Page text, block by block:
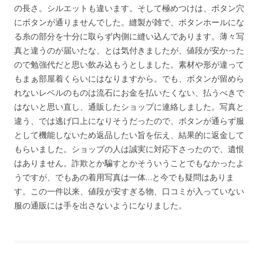
の長さ。シルエットも違います。そして極めつけは、ボタン穴
にボタンが通りませんでした。縫製が雑で、ボタンホールにな
る糸の部分を十分に取らず内側に縫い込んであります。薄々写
真と違うのが届いたな、とは気付きましたが、値段が安かった
ので勉強代だと思い飲み込もうとしました。素材や形が違って
もまぁ部屋着くらいにはなりますから。でも、ボタンが留めら
れないレベルのものは流石にお金を払いたくない、払うべきで
はないと思い直し、通販したショップに連絡しました。写真と
違う、では逃げ口上になりそうだったので、ボタンが通らず服
として機能しないため返品したい旨を伝え、結果的に返金して
もらいました。ショップの人は誠実に対応下さったので、遺恨
はありません。詐欺とか騙すとかそういうことでもなかったよ
うですが、でもあの着用写真は一体…と今でも疑問はありま
す。この一件以来、値段が安すぎる物、口コミが入っていない
服の通販には手を出さないようになりました。